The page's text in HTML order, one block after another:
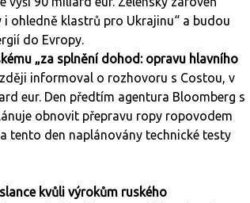
ohledně klastrů pro Ukrajinu“ a budou
do Evropy.
„za splnění dohod: opravu hlavního
informoval o rozhovoru s Costou, v
eur. Den předtím agentura Bloomberg s
obnovit přepravu ropy ropovodem
tento den naplánovány technické testy
kvůli výrokům ruského